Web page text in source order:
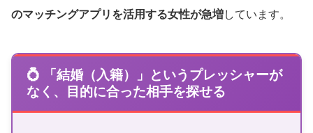
のマッチングアプリを活用する女性が急増しています。
💍 「結婚（入籍）」というプレッシャーが
なく、目的に合った相手を探せる